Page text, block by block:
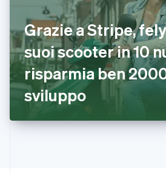
Grazie a Stripe,
suoi scooter in 10
risparmia ben
sviluppo
English
India
English
Irlanda
English
Italia
ItalianoEnglish
Lettonia
English
Liechtenstein